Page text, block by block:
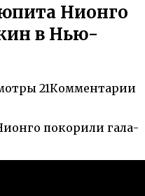
Нионго
в Нью-
21Комментарии